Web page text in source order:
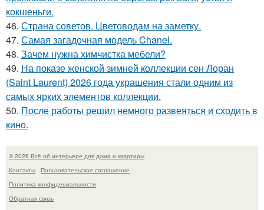
кокшеньги.
46. Страна советов. Цветоводам на заметку.
47. Самая загадочная модель Chanel.
48. Зачем нужна химчистка мебели?
49. На показе женской зимней коллекции сен Лоран
(Saint Laurent) 2026 года украшения стали одним из
самых ярких элементов коллекции.
50. После работы решил немного развеяться и сходить в
кино.
© 2026 Всё об интерьере для дома и квартиры
Контакты
Пользовательское соглашение
Политика конфидециальности
Обратная связь